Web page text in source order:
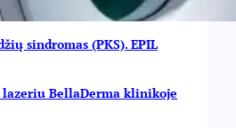
sindromas (PKS). EPIL
lazeriu BellaDerma klinikoje